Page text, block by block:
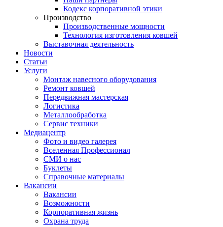
Кодекс корпоративной этики
Производство
Производственные мощности
Технология изготовления ковшей
Выставочная деятельность
Новости
Статьи
Услуги
Монтаж навесного оборудования
Ремонт ковшей
Передвижная мастерская
Логистика
Металлообработка
Сервис техники
Медиацентр
Фото и видео галерея
Вселенная Профессионал
СМИ о нас
Буклеты
Справочные материалы
Вакансии
Вакансии
Возможности
Корпоративная жизнь
Охрана труда